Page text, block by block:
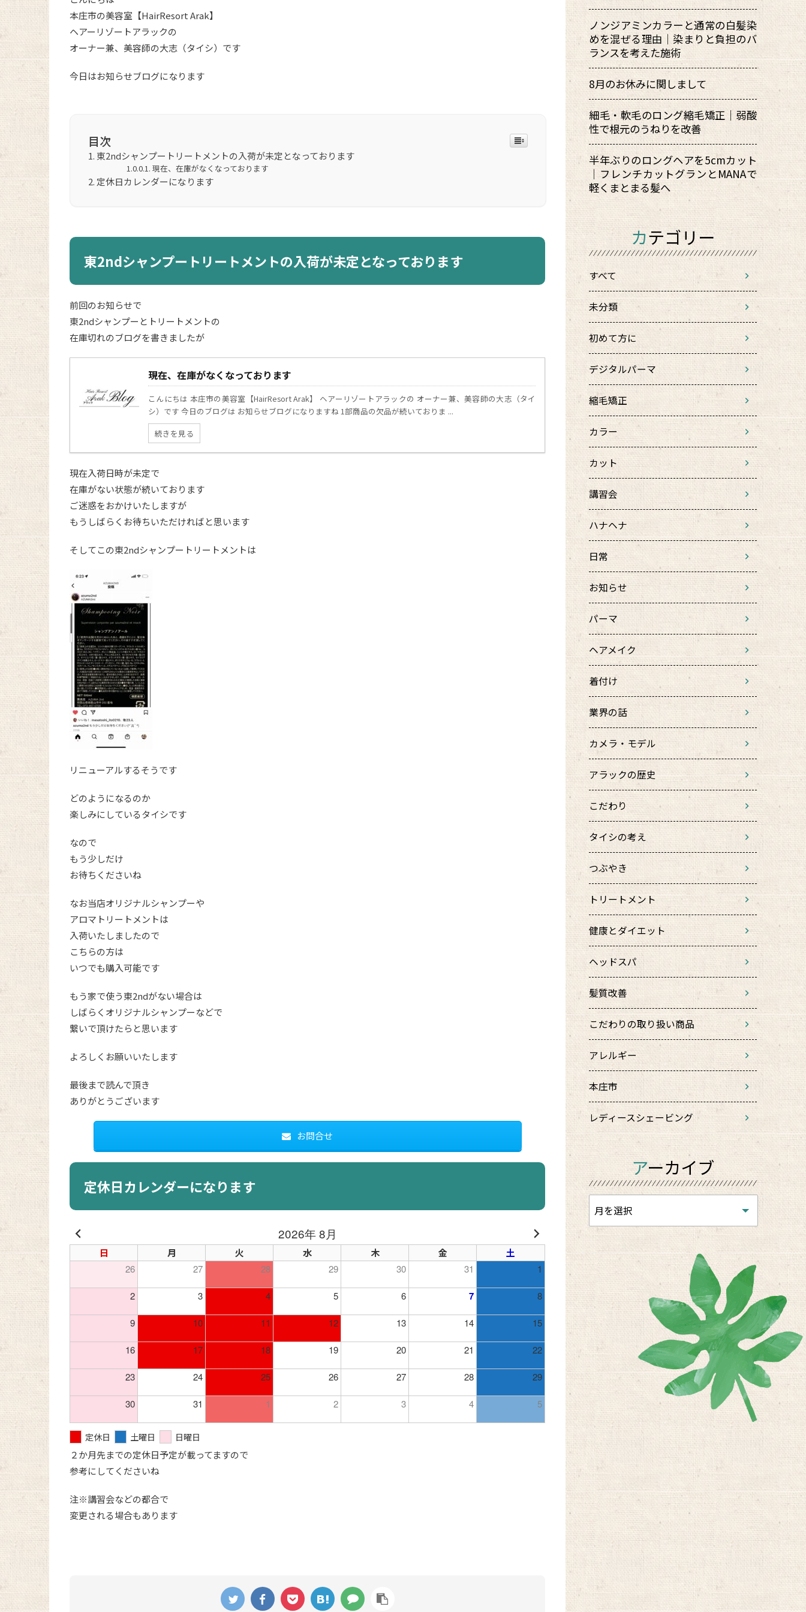
本庄市の美容室【HairResort Arak】
ヘアーリゾートアラックの
オーナー兼、美容師の大志（タイシ）です
今日はお知らせブログになります
目次
東2ndシャンプートリートメントの入荷が未定となっております
現在、在庫がなくなっております
定休日カレンダーになります
東2ndシャンプートリートメントの入荷が未定となっております
前回のお知らせで
東2ndシャンプーとトリートメントの
在庫切れのブログを書きましたが
現在、在庫がなくなっております
こんにちは 本庄市の美容室【HairResort Arak】 ヘアーリゾートアラックの オーナー兼、美容師の大志（タイ
シ）です 今日のブログは お知らせブログになりますね 1部商品の欠品が続いておりま ...
続きを見る
現在入荷日時が未定で
在庫がない状態が続いております
ご迷惑をおかけいたしますが
もうしばらくお待ちいただければと思います
そしてこの東2ndシャンプートリートメントは
リニューアルするそうです
どのようになるのか
楽しみにしているタイシです
なので
もう少しだけ
お待ちくださいね
なお当店オリジナルシャンプーや
アロマトリートメントは
入荷いたしましたので
こちらの方は
いつでも購入可能です
もう家で使う東2ndがない場合は
しばらくオリジナルシャンプーなどで
繋いで頂けたらと思います
よろしくお願いいたします
最後まで読んで頂き
ありがとうございます
お問合せ
定休日カレンダーになります
2026年 8月
日 月 火 水 木 金
土
26
27 28 29 30 31 1
2 3 4 5 6 7 8
9 10 11 12 13 14 15
16 17 18 19 20 21 22
23 24 25 26 27 28 29
30 31 1 2 3 4 5
定休日 土曜日 日曜日
２か月先までの定休日予定が載ってますので
参考にしてくださいね
注※講習会などの都合で
変更される場合もあります
ノンジアミンカラーと通常の白髪染
めを混ぜる理由｜染まりと負担のバ
ランスを考えた施術
8月のお休みに関しまして
細毛・軟毛のロング縮毛矯正｜弱酸
性で根元のうねりを改善
半年ぶりのロングヘアを5cmカット
｜フレンチカットグランとMANAで
軽くまとまる髪へ
カテゴリー
すべて
未分類
初めて方に
デジタルパーマ
縮毛矯正
カラー
カット
講習会
ハナヘナ
日常
お知らせ
パーマ
ヘアメイク
着付け
業界の話
カメラ・モデル
アラックの歴史
こだわり
タイシの考え
つぶやき
トリートメント
健康とダイエット
ヘッドスパ
髪質改善
こだわりの取り扱い商品
アレルギー
本庄市
レディースシェービング
アーカイブ